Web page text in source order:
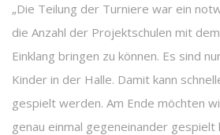
„Die Teilung der Turniere war ein
die Anzahl der Projektschulen mit
Einklang bringen zu können. Es sind
Kinder in der Halle. Damit kann
gespielt werden. Am Ende möchten
genau einmal gegeneinander gespielt